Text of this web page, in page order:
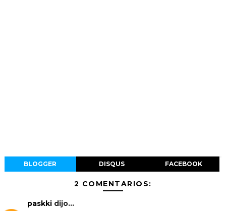
BLOGGER DISQUS FACEBOOK
2 COMENTARIOS:
paskkidijo...